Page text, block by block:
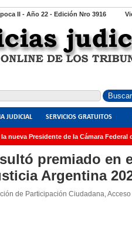
II - Año 22 - Edición Nro 3916
JUDICIAL SERVICIOS GRATUITOS
Presidente de la Cámara Federal
premiado en
Argentina
de Participación Ciudadana,